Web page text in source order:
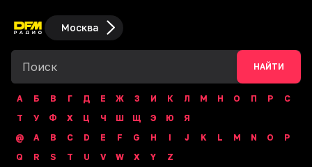
Москва
НАЙТИ
А Б В Г Д Е Ж З И К Л М Н О П Р
С
Т
У Ф Х Ц Ч Ш Щ Э Ю
Я
@
A B C D E F G H I J K L M N O
P
Q
R S T U V W X Y Z